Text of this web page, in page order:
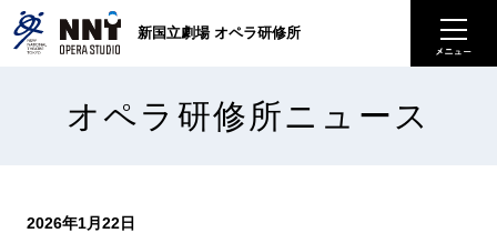
新国立劇場 オペラ研修所
オペラ研修所ニュース
2026年1月22日